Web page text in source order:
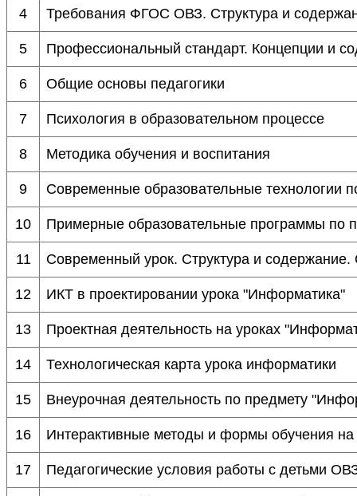
4 Требования ФГОС ОВЗ. Структура и
5 Профессиональный стандарт. Концепции и
6 Общие основы педагогики
7 Психология в образовательном процессе
8 Методика обучения и воспитания
9 Современные образовательные технологии
10 Примерные образовательные программы по
11 Современный урок. Структура и
12 ИКТ в проектировании урока "Информатика"
13 Проектная деятельность на уроках
14 Технологическая карта урока информатики
15 Внеурочная деятельность по предмету
16 Интерактивные методы и формы обучения на
17 Педагогические условия работы с детьми